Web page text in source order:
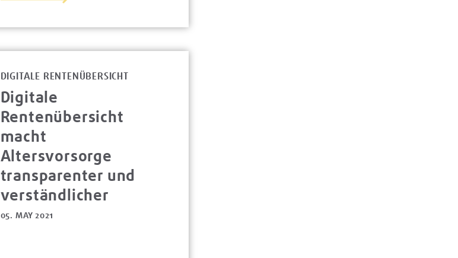
DIGITALE RENTENÜBERSICHT
Digitale
Rentenübersicht
macht
Altersvorsorge
transparenter und
verständlicher
05. MAY 2021